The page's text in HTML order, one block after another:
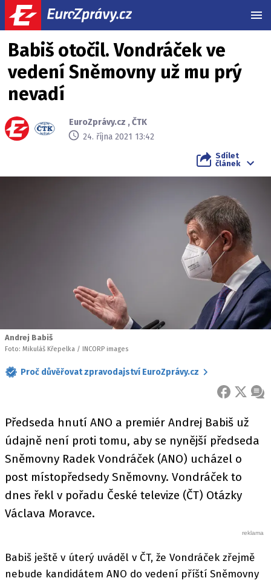
Babiš otočil. Vondráček ve
vedení Sněmovny už mu prý
nevadí
EuroZprávy.cz ,ČTK
24. října 2021 13:42
Sdílet
článek
Andrej Babiš
Foto: Mikuláš Křepelka / INCORP images
Proč důvěřovat zpravodajství EuroZprávy.cz
FACEBOOK
X
Předseda hnutí ANO a premiér Andrej Babiš už
údajně není proti tomu, aby se nynější předseda
Sněmovny Radek Vondráček (ANO) ucházel o
post místopředsedy Sněmovny. Vondráček to
dnes řekl v pořadu České televize (ČT) Otázky
Václava Moravce.
Babiš ještě v úterý uváděl v ČT, že Vondráček zřejmě
nebude kandidátem ANO do vedení příští Sněmovny